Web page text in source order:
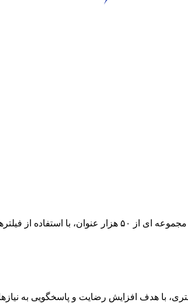
پیشرفته و دقیق.
با هدف افزایش رضایت و پاسخگویی به